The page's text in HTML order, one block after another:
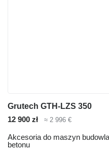
Grutech GTH-LZS 350
12 900 zł
≈ 2 996 €
Akcesoria do maszyn
betonu